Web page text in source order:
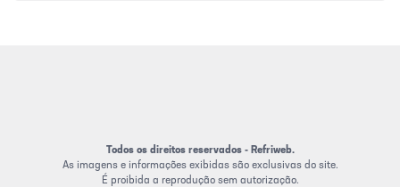
Todos os direitos reservados - Refriweb.
As imagens e informações exibidas são exclusivas do site.
É proibida a reprodução sem autorização.